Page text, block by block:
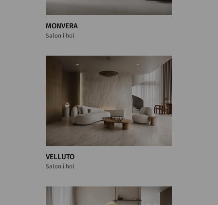
MONVERA
Salon i hol
VELLUTO
Salon i hol